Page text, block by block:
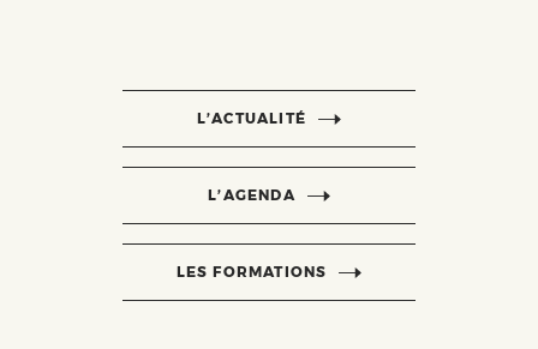
L’ACTUALITÉ
L’AGENDA
LES FORMATIONS